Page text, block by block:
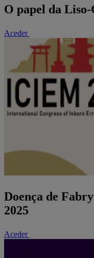
O papel da
Aceder
Doença de
2025
Aceder